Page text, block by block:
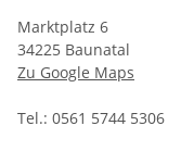
Marktplatz 6
34225 Baunatal
Zu Google Maps
Tel.: 0561 5744 5306